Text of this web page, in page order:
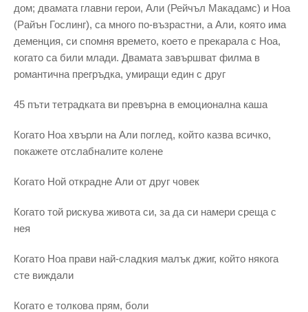
дом; двамата главни герои, Али (Рейчъл Макадамс) и Ноа
(Райън Гослинг), са много по-възрастни, а Али, която има
деменция, си спомня времето, което е прекарала с Ноа,
когато са били млади. Двамата завършват филма в
романтична прегръдка, умиращи един с друг
45 пъти тетрадката ви превърна в емоционална каша
Когато Ноа хвърли на Али поглед, който казва всичко,
покажете отслабналите колене
Когато Ной открадне Али от друг човек
Когато той рискува живота си, за да си намери среща с
нея
Когато Ноа прави най-сладкия малък джиг, който някога
сте виждали
Когато е толкова прям, боли